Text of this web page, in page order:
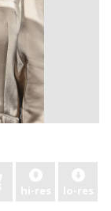
hi-res lo-res